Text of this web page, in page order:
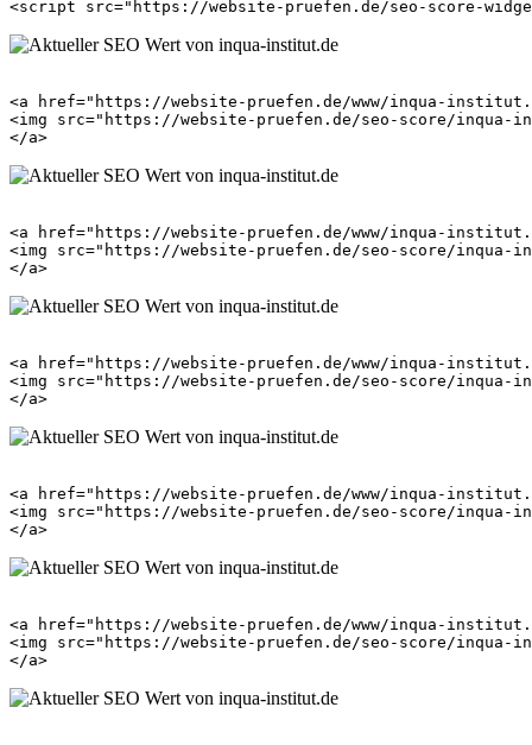
<a href="https://website-pruefen.de/www/inqua-
<img src="https://website-pruefen.de/seo-score/inqua-
<a href="https://website-pruefen.de/www/inqua-
<img src="https://website-pruefen.de/seo-score/inqua-
<a href="https://website-pruefen.de/www/inqua-
<img src="https://website-pruefen.de/seo-score/inqua-
<a href="https://website-pruefen.de/www/inqua-
<img src="https://website-pruefen.de/seo-score/inqua-
<a href="https://website-pruefen.de/www/inqua-
<img src="https://website-pruefen.de/seo-score/inqua-